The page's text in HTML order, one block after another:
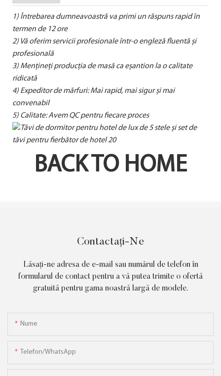
1) Întrebarea dumneavoastră va primi un răspuns rapid în
termen de 12 ore
2) Vă oferim servicii profesionale într-o engleză fluentă și
profesională
3) Mențineți producția de masă ca eșantion la o calitate
ridicată
4) Expeditor de mărfuri: Mai rapid, mai sigur și mai
convenabil
5) Calitate: Avem QC pentru fiecare proces
BACK TO HOME
Contactați-Ne
Lăsați-ne adresa de e-mail sau numărul de telefon în
formularul de contact pentru a vă putea trimite o ofertă
gratuită pentru gama noastră largă de modele.
Nume
Telefon/WhatsApp